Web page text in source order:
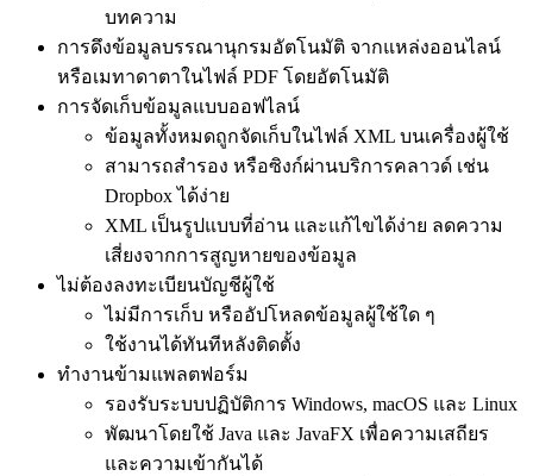
บทความ
การดึงข้อมูลบรรณานุกรมอัตโนมัติ จากแหล่งออนไลน์
หรือเมทาดาตาในไฟล์ PDF โดยอัตโนมัติ
การจัดเก็บข้อมูลแบบออฟไลน์
ข้อมูลทั้งหมดถูกจัดเก็บในไฟล์ XML บนเครื่องผู้ใช้
สามารถสำรอง หรือซิงก์ผ่านบริการคลาวด์ เช่น
Dropbox ได้ง่าย
XML เป็นรูปแบบที่อ่าน และแก้ไขได้ง่าย ลดความ
เสี่ยงจากการสูญหายของข้อมูล
ไม่ต้องลงทะเบียนบัญชีผู้ใช้
ไม่มีการเก็บ หรืออัปโหลดข้อมูลผู้ใช้ใด ๆ
ใช้งานได้ทันทีหลังติดตั้ง
ทำงานข้ามแพลตฟอร์ม
รองรับระบบปฏิบัติการ Windows, macOS และ Linux
พัฒนาโดยใช้ Java และ JavaFX เพื่อความเสถียร
และความเข้ากันได้